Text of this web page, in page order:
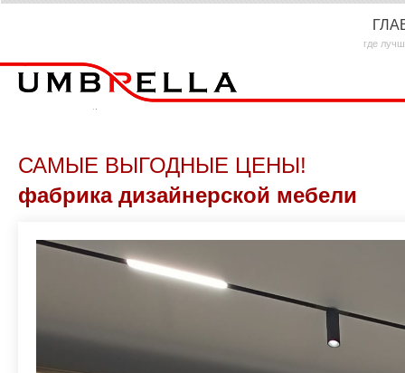
где
САМЫЕ ВЫГОДНЫЕ ЦЕНЫ!
фабрика дизайнерской мебели